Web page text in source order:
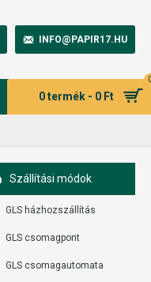
INFO@PAPIR17.HU
0 termék - 0 Ft
Szállítási módok
GLS házhozszállítás
GLS csomagpont
GLS csomagautomata